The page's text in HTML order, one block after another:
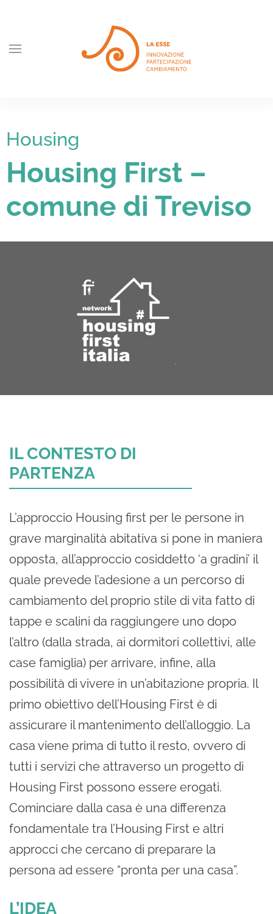
Skip to main content
Housing
Housing First –
comune di Treviso
IL CONTESTO DI
PARTENZA
L’approccio Housing first per le persone in
grave marginalità abitativa si pone in maniera
opposta, all’approccio cosiddetto ‘a gradini’ il
quale prevede l’adesione a un percorso di
cambiamento del proprio stile di vita fatto di
tappe e scalini da raggiungere uno dopo
l’altro (dalla strada, ai dormitori collettivi, alle
case famiglia) per arrivare, infine, alla
possibilità di vivere in un’abitazione propria. Il
primo obiettivo dell’Housing First è di
assicurare il mantenimento dell’alloggio. La
casa viene prima di tutto il resto, ovvero di
tutti i servizi che attraverso un progetto di
Housing First possono essere erogati.
Cominciare dalla casa è una differenza
fondamentale tra l’Housing First e altri
approcci che cercano di preparare la
persona ad essere “pronta per una casa”.
L’IDEA